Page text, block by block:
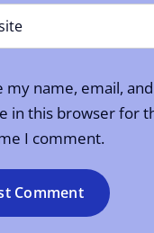
my name, email, and
in this browser for
I comment.